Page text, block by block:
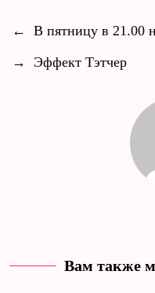
←
В пятницу в 21.00
→
Эффект Тэтчер
Вам также